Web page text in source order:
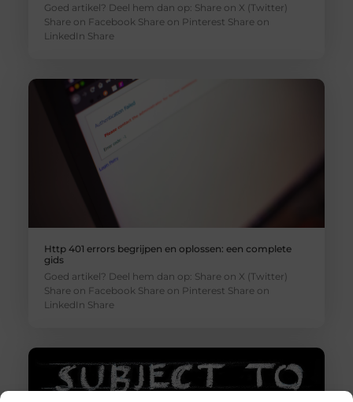
Goed artikel? Deel hem dan op: Share on X (Twitter)
Share on Facebook Share on Pinterest Share on
LinkedIn Share
Http 401 errors begrijpen en oplossen: een complete
gids
Goed artikel? Deel hem dan op: Share on X (Twitter)
Share on Facebook Share on Pinterest Share on
LinkedIn Share